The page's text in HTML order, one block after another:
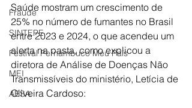
Fraude
SINTEPE
Festival Pernambuco Meu País
MEI
AESA
Saúde mostram um crescimento de
25% no número de fumantes no Brasil
entre 2023 e 2024, o que acendeu um
alerta na pasta, como explicou a
diretora de Análise de Doenças Não
Transmissíveis do ministério, Letícia de
Oliveira Cardoso: